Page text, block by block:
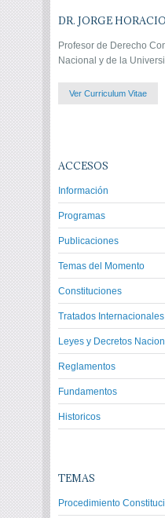
DR. JORGE
Profesor de Derecho
Nacional y de la
Ver Curriculum Vitae
ACCESOS
Información
Programas
Publicaciones
Temas del Momento
Constituciones
Tratados Internacionales
Leyes y Decretos
Reglamentos
Fundamentos
Historicos
TEMAS
Procedimiento